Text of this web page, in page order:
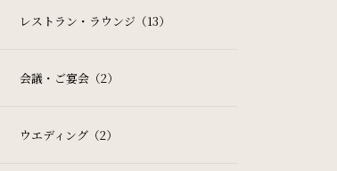
レストラン・ラウンジ（13）
会議・ご宴会（2）
ウエディング（2）